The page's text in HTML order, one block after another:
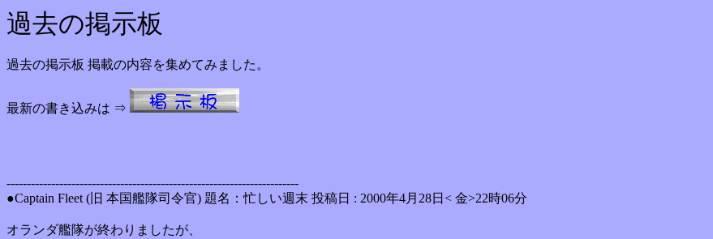
過去の掲示板
過去の掲示板 掲載の内容を集めてみました。
最新の書き込みは ⇒
------------------------------------------------------------------------
●Captain Fleet (旧 本国艦隊司令官) 題名：忙しい週末 投稿日 : 2000年4月28日< 金>22時06分
オランダ艦隊が終わりましたが、